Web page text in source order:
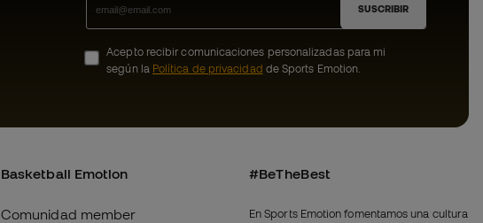
SUSCRIBIR
Acepto recibir comunicaciones personalizadas para mi
según la Política de privacidad de Sports Emotion.
Basketball Emotion
Comunidad member
#BeTheBest
En Sports Emotion fomentamos una cultura